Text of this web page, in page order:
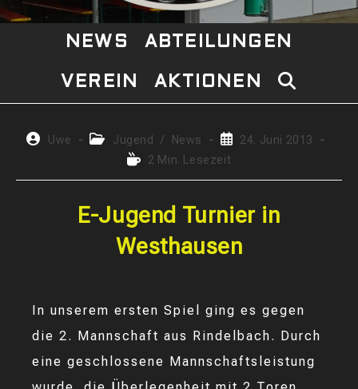
NEWS ABTEILUNGEN
VEREIN AKTIONEN WEBSITE-
Beitrags-
Uwe
Beitrags-
Kategorie:
Jugend / News
Beitrag
veröffentlicht:
24. Juni 2013
Lesedauer:
2 Min. Lesezeit
E-Jugend Turnier in
Westhausen
In unserem ersten Spiel ging es gegen
die 2. Mannschaft aus Rindelbach. Durch
eine geschlossene Mannschaftsleistung